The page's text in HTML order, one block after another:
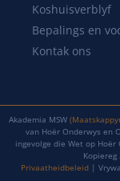
Koshuisverblyf
Bepalings en
Kontak ons
Akademia MSW
van Hoër Onderwys en
ingevolge die Wet op Hoër
Kopiereg
Privaatheidbeleid|